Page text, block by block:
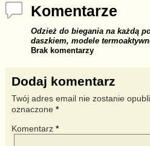
Komentarze
Odzież do biegania na każdą
daszkiem, modele
Brak komentarzy
Dodaj komentarz
Twój adres email nie zostanie
oznaczone *
Komentarz *